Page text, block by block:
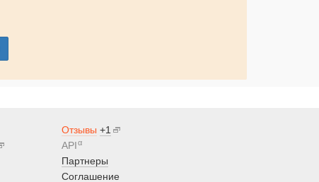
Отзывы +1
APIα
Партнеры
Соглашение